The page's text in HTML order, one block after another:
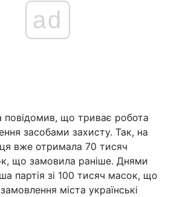
ad
повідомив, що триває робота
засобами захисту. Так, на
вже отримала 70 тисяч
що замовила раніше. Днями
партія зі 100 тисяч масок, що
міста українські